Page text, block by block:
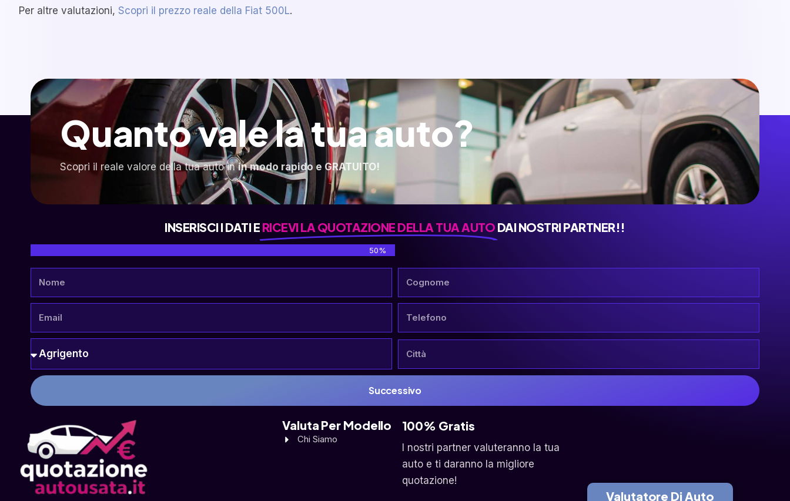
Per altre valutazioni, Scopri il prezzo reale della Fiat 500L.
Quanto vale la tua auto?
Scopri il reale valore della tua auto inin modo rapido e GRATUITO!
INSERISCI I DATI E RICEVI LA QUOTAZIONE DELLA TUA AUTO DAI NOSTRI PARTNER!!
50%
Successivo
Valuta Per Modello
Chi Siamo
100% Gratis
I nostri partner valuteranno la tua
auto e ti daranno la migliore
quotazione!
Valutatore Di Auto